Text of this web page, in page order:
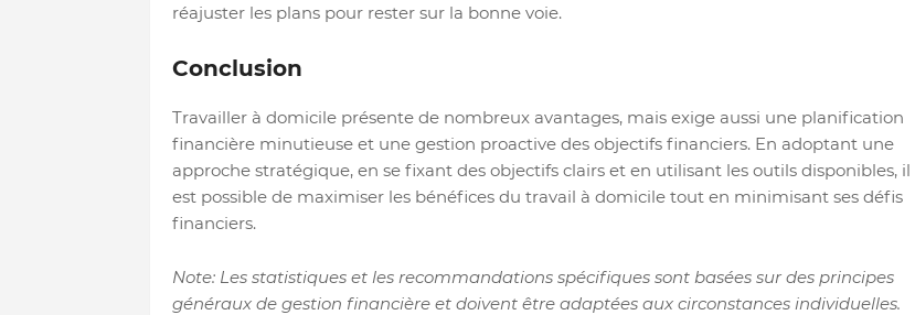
réajuster les plans pour rester sur la bonne voie.
Conclusion
Travailler à domicile présente de nombreux avantages, mais exige aussi une planification
financière minutieuse et une gestion proactive des objectifs financiers. En adoptant une
approche stratégique, en se fixant des objectifs clairs et en utilisant les outils disponibles, il
est possible de maximiser les bénéfices du travail à domicile tout en minimisant ses défis
financiers.
Note: Les statistiques et les recommandations spécifiques sont basées sur des principes
généraux de gestion financière et doivent être adaptées aux circonstances individuelles.